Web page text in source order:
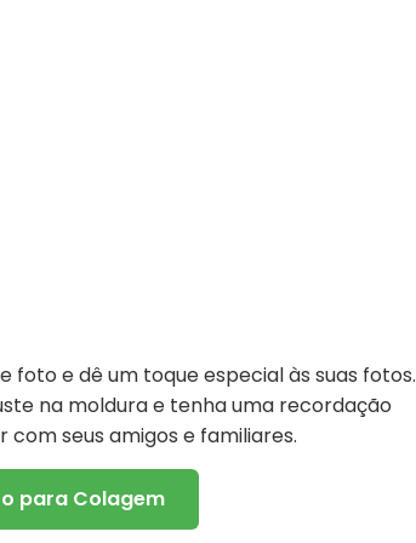
e dê um toque especial às suas fotos.
na moldura e tenha uma recordação
seus amigos e familiares.
para Colagem